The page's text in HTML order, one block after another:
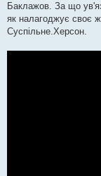
л
е
н
Баклажов. За що
як налагоджує своє
Суспільне.Херсон.